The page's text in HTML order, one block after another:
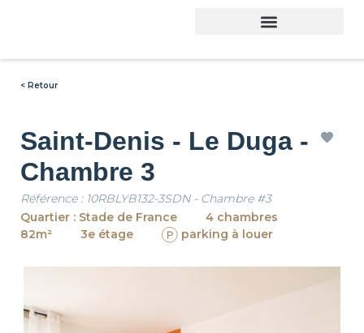
< Retour
Saint-Denis - Le Duga -
Chambre 3
Référence : 10RBLYB132-3SDN - Chambre #3
Quartier : Stade de France
4 chambres
82m²
3e étage parking à louer